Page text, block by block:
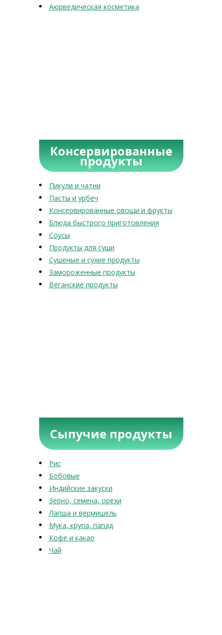
Аюрведическая косметика
Консервированные
продукты
Пикули и чатни
Пасты и урбеч
Консервированные овощи и фрукты
Блюда быстрого приготовления
Соусы
Продукты для суши
Сушеные и сухие продукты
Замороженные продукты
Веганские продукты
Сыпучие продукты
Рис
Бобовые
Индийские закуски
Зерно, семена, орехи
Лапша и вермишель
Мука, крупа, папад
Кофе и какао
Чай